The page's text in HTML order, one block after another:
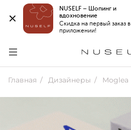
NUSELF – Шопинг и
вдохновение
Скидка на первый заказ в
приложении!
Главная Дизайнеры Moglea